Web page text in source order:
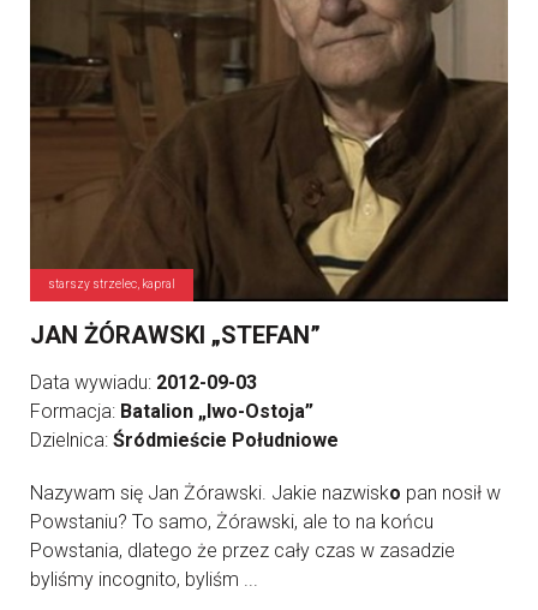
starszy strzelec, kapral
JAN ŻÓRAWSKI „STEFAN”
Data wywiadu: 2012-09-03
Formacja: Batalion „Iwo-Ostoja”
Dzielnica: Śródmieście Południowe
Nazywam się Jan Żórawski. Jakie nazwisko pan nosił w
Powstaniu? To samo, Żórawski, ale to na końcu
Powstania, dlatego że przez cały czas w zasadzie
byliśmy incognito, byliśm ...